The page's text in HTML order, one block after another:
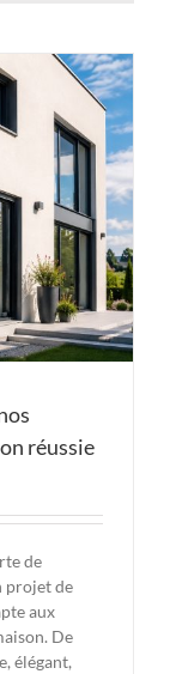
réussie
de
projet de
aux
De
élégant,